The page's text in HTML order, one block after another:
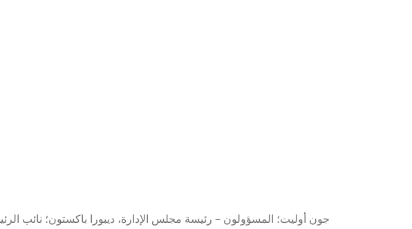
جون أوليت؛ المسؤولون – رئيسة مجلس الإدارة، ديبورا باكستون؛ نائب